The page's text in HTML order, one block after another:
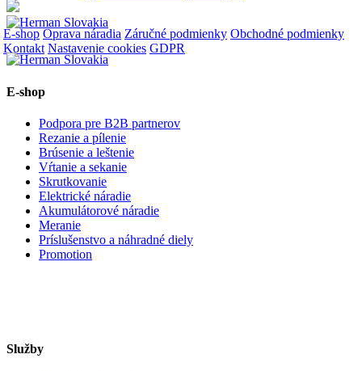
E-shop Oprava náradia Záručné podmienky Obchodné podmienky
Kontakt Nastavenie cookies GDPR
E-shop
Podpora pre B2B partnerov
Rezanie a pílenie
Brúsenie a leštenie
Vŕtanie a sekanie
Skrutkovanie
Elektrické náradie
Akumulátorové náradie
Meranie
Príslušenstvo a náhradné diely
Promotion
Služby